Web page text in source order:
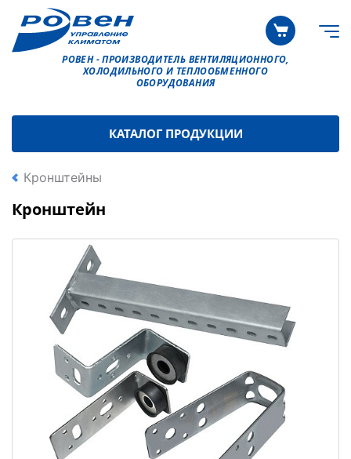
РОВЕН - ПРОИЗВОДИТЕЛЬ ВЕНТИЛЯЦИОННОГО,
ХОЛОДИЛЬНОГО И ТЕПЛООБМЕННОГО
ОБОРУДОВАНИЯ
КАТАЛОГ ПРОДУКЦИИ
Кронштейны
Кронштейн